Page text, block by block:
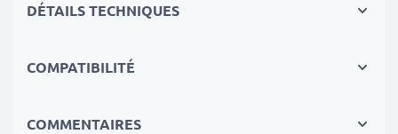
et rigoureux afin de respecter les normes de l'UE et
Indispensable pour tout équipement photo
DÉTAILS TECHNIQUES
COMPATIBILITÉ
COMMENTAIRES